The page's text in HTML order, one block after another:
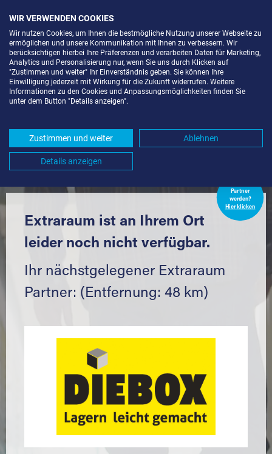
LAGERRAUM MIETEN IN FREIBURG
UMGEBUNG *
Komfortabel einlagern mit Extraraum
Partner
werden?
Hier klicken
Extraraum ist an Ihrem Ort
leider noch nicht verfügbar.
Ihr nächstgelegener Extraraum
Partner: (Entfernung: 48 km)
WIR VERWENDEN COOKIES
Wir nutzen Cookies, um Ihnen die bestmögliche Nutzung unserer Webseite zu
ermöglichen und unsere Kommunikation mit Ihnen zu verbessern. Wir
berücksichtigen hierbei Ihre Präferenzen und verarbeiten Daten für Marketing,
Analytics und Personalisierung nur, wenn Sie uns durch Klicken auf
"Zustimmen und weiter" Ihr Einverständnis geben. Sie können Ihre
Einwilligung jederzeit mit Wirkung für die Zukunft widerrufen. Weitere
Informationen zu den Cookies und Anpassungsmöglichkeiten finden Sie
unter dem Button "Details anzeigen".
Zustimmen und weiter Ablehnen
Details anzeigen